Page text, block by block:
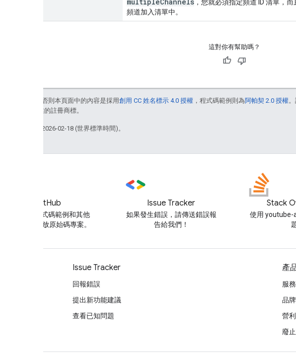
，您就必須指定頻道 ID 清單，
頻道加入清單中。
這對你有幫助嗎？
除非另有註明，否則本頁面中的內容是採用創用 CC 姓名標示 4.0 授權 ，程式碼範例則為阿帕契 2.0 授權
和/或其關聯企業的註冊商標。
上次更新時間：2026-02-18 (世界標準時間)。
GitHub
尋找 API 程式碼範例和其他
YouTube 開放原始碼專案。
Issue Tracker
如果發生錯誤，請傳送錯誤報
告給我們！
Stack
使用 youtube-
Issue Tracker
回報錯誤
提出新功能建議
查看已知問題
產
服
品
營
廢